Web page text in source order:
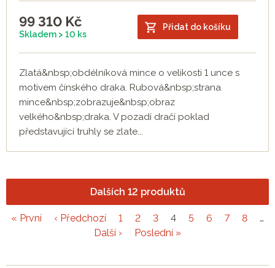
99 310 Kč
Skladem > 10 ks
Přidat do košíku
Zlatá&nbsp;obdélníková mince o velikosti 1 unce s
motivem čínského draka. Rubová&nbsp;strana
mince&nbsp;zobrazuje&nbsp;obraz
velkého&nbsp;draka. V pozadí dračí poklad
představující truhly se zlate...
Dalších 12 produktů
« První ‹ Předchozí 1 2 3 4 5 6 7 8
…
Další ›
Poslední »